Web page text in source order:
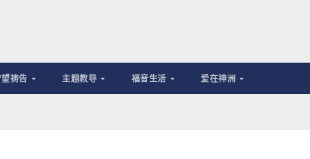
祷告 主题教导 福音生活 爱在神洲